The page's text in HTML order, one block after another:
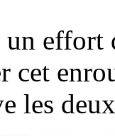
effort
cet
les